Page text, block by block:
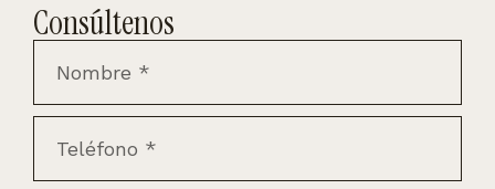
Consúltenos